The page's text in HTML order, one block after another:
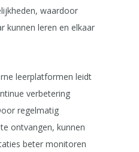
waardoor
kunnen leren en elkaar
leerplatformen leidt
verbetering
regelmatig
ontvangen, kunnen
beter monitoren